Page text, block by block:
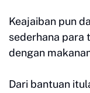
Keajaiban pun
sederhana para
dengan
Dari bantuan